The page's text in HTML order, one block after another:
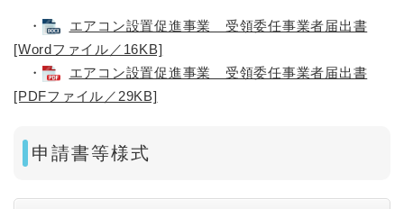
・
エアコン設置促進事業 受領委任事業者届出書
[Wordファイル／16KB]
・
エアコン設置促進事業 受領委任事業者届出書
[PDFファイル／29KB]
申請書等様式